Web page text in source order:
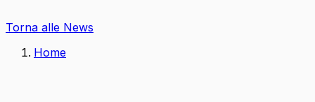
Torna alle News
Home